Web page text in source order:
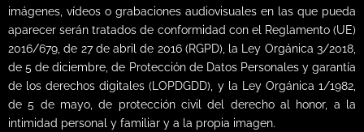
imágenes, vídeos o grabaciones audiovisuales en las que pueda
aparecer serán tratados de conformidad con el Reglamento (UE)
2016/679, de 27 de abril de 2016 (RGPD), la Ley Orgánica 3/2018,
de 5 de diciembre, de Protección de Datos Personales y garantía
de los derechos digitales (LOPDGDD), y la Ley Orgánica 1/1982,
de 5 de mayo, de protección civil del derecho al honor, a la
intimidad personal y familiar y a la propia imagen.